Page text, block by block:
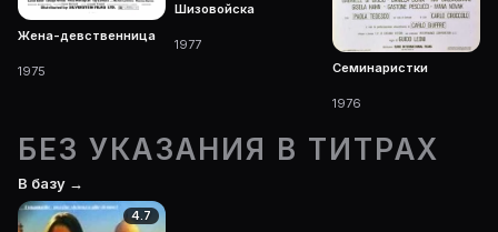
Жена-девственница
1975
Шизовойска
1977
Семинаристки
1976
БЕЗ УКАЗАНИЯ В ТИТРАХ
В базу →
4.7